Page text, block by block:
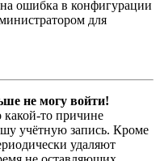
ошибка в конфигурации
для
не могу войти!
то причине
учётную запись. Кроме
удаляют